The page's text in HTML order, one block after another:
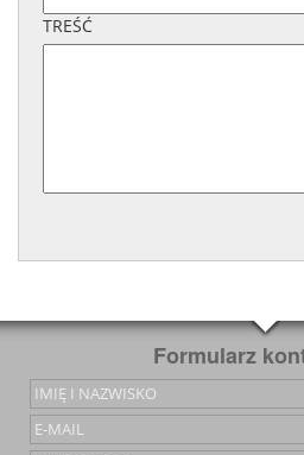
TREŚĆ
Formularz